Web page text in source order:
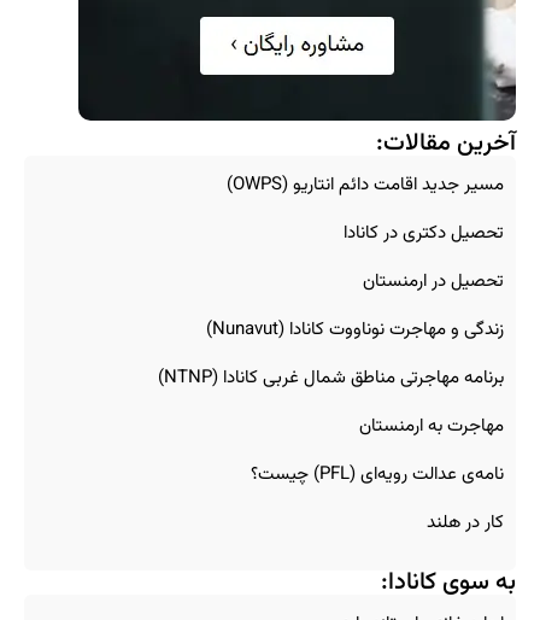
آخرین مقالات:
مسیر جدید اقامت دائم انتاریو (OWPS)
تحصیل دکتری در کانادا
تحصیل در ارمنستان
زندگی و مهاجرت نوناووت کانادا (Nunavut)
برنامه مهاجرتی مناطق شمال غربی کانادا (NTNP)
مهاجرت به ارمنستان
نامه‌ی عدالت رویه‌ای (PFL) چیست؟
کار در هلند
به سوی کانادا: